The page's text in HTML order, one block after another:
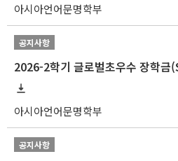
아시아언어문명학부
공지사항
아시아언어문명학부
공지사항